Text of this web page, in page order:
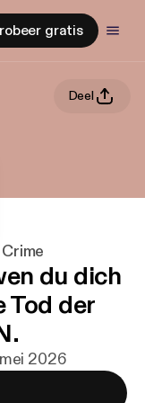
gratis
Deel
du dich
Tod der
mei 2026